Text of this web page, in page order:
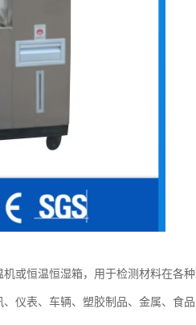
或恒温恒湿箱，用于检测材料在各
仪表、车辆、塑胶制品、金属、食品